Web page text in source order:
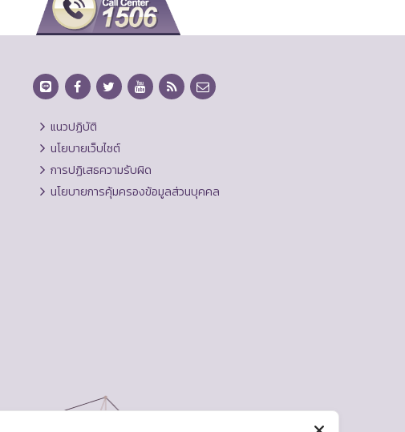
แนวปฏิบัติ
นโยบายเว็บไซต์
การปฏิเสธความรับผิด
นโยบายการคุ้มครองข้อมูลส่วนบุคคล